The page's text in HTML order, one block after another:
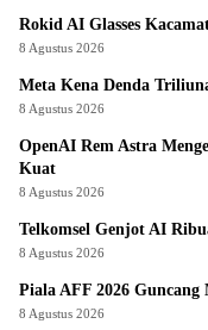
Rokid AI Glasses
8 Agustus 2026
Meta Kena Denda
8 Agustus 2026
OpenAI Rem Astra
Kuat
8 Agustus 2026
Telkomsel Genjot AI
8 Agustus 2026
Piala AFF 2026 Guncang
8 Agustus 2026